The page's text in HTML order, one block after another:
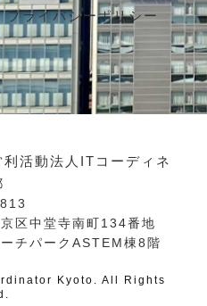
プライバシーポリシー
利活動法人ITコーディネ
区中堂寺南町134番地
チパークASTEM棟8階
Kyoto. All Rights